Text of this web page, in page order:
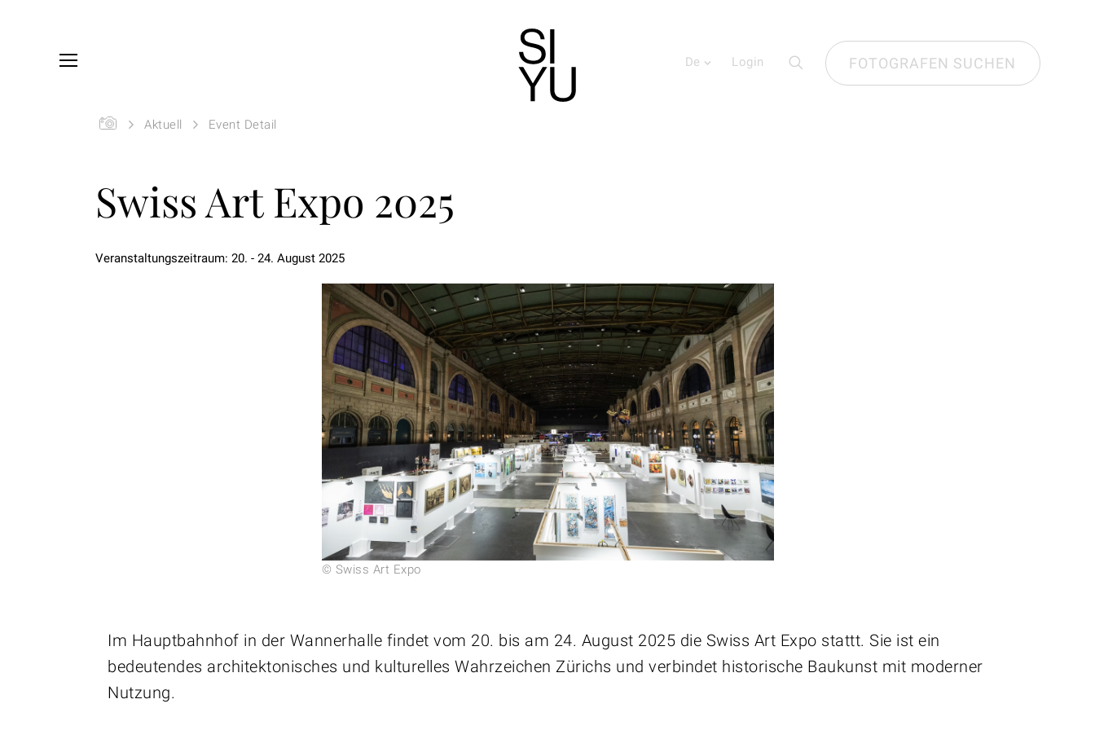
FOTOGRAFEN SUCHEN
Login
De
You are here:
StartseiteAktuell Event Detail
Swiss Art Expo 2025
Veranstaltungszeitraum: 20. - 24. August 2025
© Swiss Art Expo
Im Hauptbahnhof in der Wannerhalle findet vom 20. bis am 24. August 2025 die Swiss Art Expo stattt. Sie ist ein
bedeutendes architektonisches und kulturelles Wahrzeichen Zürichs und verbindet historische Baukunst mit moderner
Nutzung.